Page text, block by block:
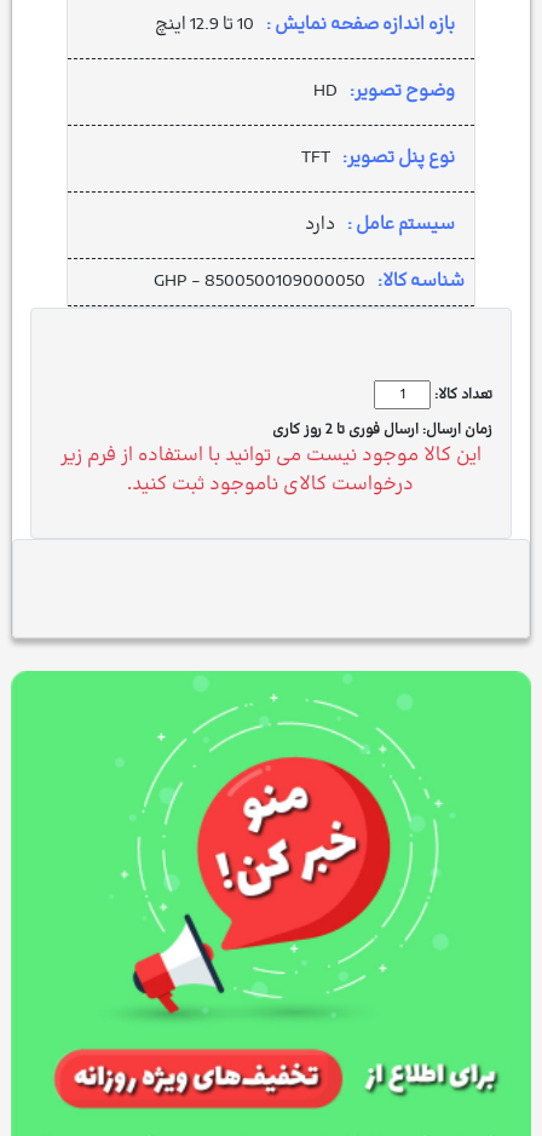
بازه اندازه صفحه نمایش : 10 تا 12.9 اینچ
وضوح تصویر: HD
نوع پنل تصویر: TFT
سیستم عامل : دارد
شناسه کالا: GHP - 8500500109000050
تعداد کالا:
زمان ارسال: ارسال فوری تا 2 روز کاری
این کالا موجود نیست می توانید با استفاده از فرم زیر
درخواست کالای ناموجود ثبت کنید.